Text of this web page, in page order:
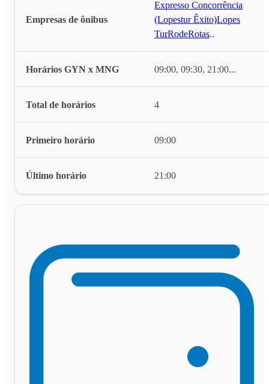
Empresas de ônibus
Expresso Concorrência
(Lopestur Êxito),Lopes
Tur,RodeRotas...
Horários GYN x MNG 09:00, 09:30, 21:00...
Total de horários 4
Primeiro horário 09:00
Último horário 21:00